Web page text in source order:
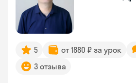
5 от 1880 ₽ за урок
3 отзыва